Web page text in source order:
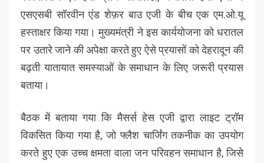
एसएसबी सॉरवीन एंड शेफ़र बाउ एजी के बीच एक एम.ओ.यू
हस्ताक्षर किया गया। मुख्यमंत्री ने इस कार्ययोजना को धरातल
पर उतारे जाने की अपेक्षा करते हुए ऐसे प्रयासों को देहरादून की
बढ़ती यातायात समस्याओं के समाधान के लिए जरूरी प्रयास
बताया।
बैठक में बताया गया कि मैसर्स हेस एजी द्वारा लाइट ट्रॉम
विकसित किया गया है, जो फ्लैश चार्जिंग तकनीक का उपयोग
करते हुए एक उच्च क्षमता वाला जन परिवहन समाधान है, जिसे